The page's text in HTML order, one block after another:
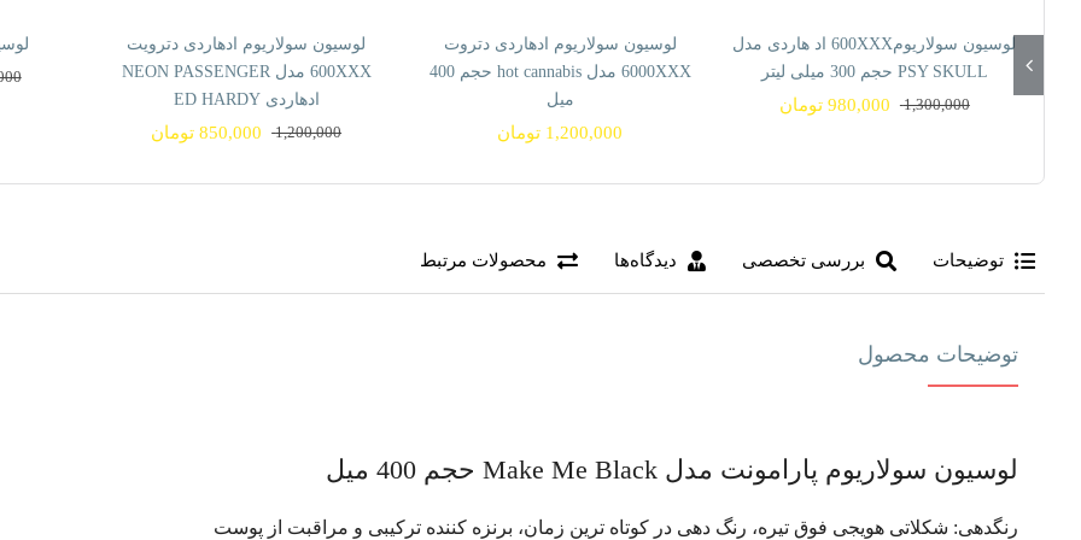
25% تخفیف
لوسیون سولاریوم600XXX اد هاردی مدل
PSY SKULL حجم 300 میلی لیتر
1,300,000
قیمت
بود.
980,000 تومان
قیمت
است.
لوسیون سولاریوم ادهاردی دتروت
6000XXX مدل hot cannabis حجم 400
میل
1,200,000 تومان
29% تخفیف
لوسیون سولاریوم ادهاردی دترویت
600XXX مدل NEON PASSENGER
ادهاردی ED HARDY
1,200,000
قیمت
1,200,000 تومان
850,000 تومان
قیمت
850,000 تومان
موجود
توضیحات بررسی تخصصی دیدگاه‌ها محصولات مرتبط
توضیحات محصول
لوسیون سولاریوم پارامونت مدل Make Me Black حجم 400 میل
رنگدهی: شكلاتى هويجى فوق تيره، رنگ دهى در كوتاه ترين زمان، برنزه كننده تركيبى و مراقبت از پوست